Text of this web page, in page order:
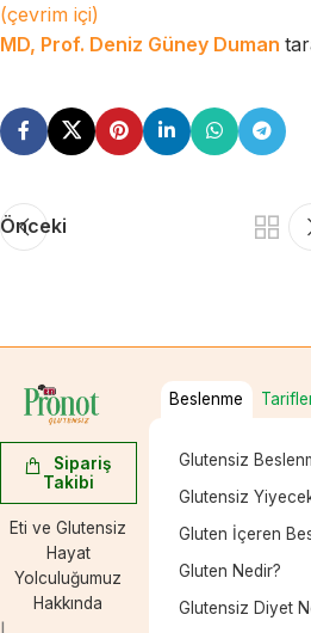
(çevrim içi)
MD, Prof. Deniz Güney Duman
Önceki
Sipariş
Takibi
Eti ve Glutensiz
Hayat
Yolculuğumuz
Hakkında
Beslenme
Glutensiz
Glutensiz
Gluten İçeren
Gluten Nedir?
Glutensiz Diyet